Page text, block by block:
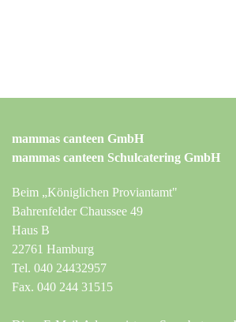
mammas canteen GmbH
mammas canteen Schulcatering GmbH
Beim „Königlichen Proviantamt"
Bahrenfelder Chaussee 49
Haus B
22761 Hamburg
Tel. 040 24432957
Fax. 040 244 31515